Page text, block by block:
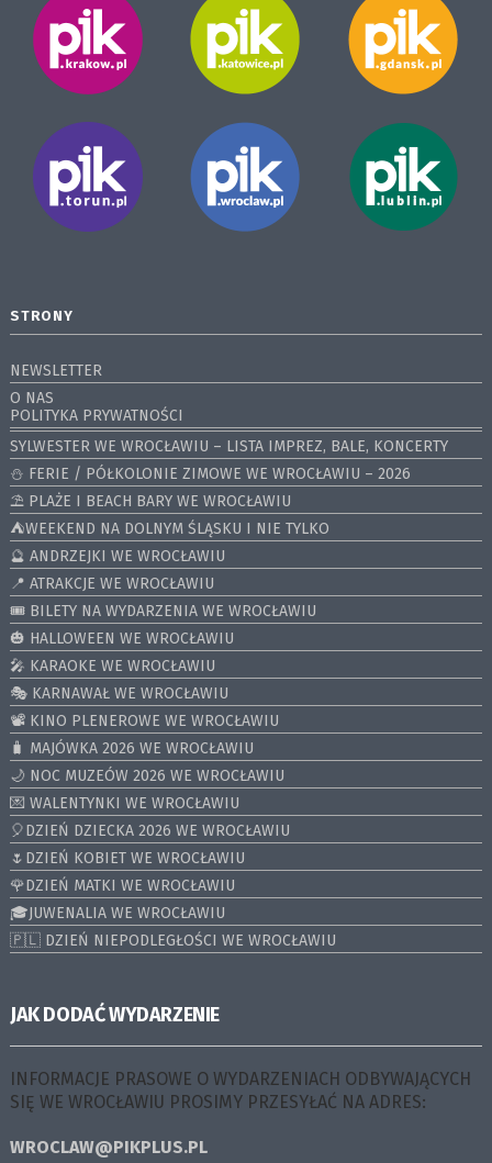
STRONY
NEWSLETTER
O NAS
POLITYKA PRYWATNOŚCI
SYLWESTER WE WROCŁAWIU – LISTA IMPREZ, BALE, KONCERTY
⛄️ FERIE / PÓŁKOLONIE ZIMOWE WE WROCŁAWIU – 2026
⛱️ PLAŻE I BEACH BARY WE WROCŁAWIU
⛺️WEEKEND NA DOLNYM ŚLĄSKU I NIE TYLKO
🔮 ANDRZEJKI WE WROCŁAWIU
📍 ATRAKCJE WE WROCŁAWIU
🎟️ BILETY NA WYDARZENIA WE WROCŁAWIU
🎃 HALLOWEEN WE WROCŁAWIU
🎤 KARAOKE WE WROCŁAWIU
🎭 KARNAWAŁ WE WROCŁAWIU
📽️ KINO PLENEROWE WE WROCŁAWIU
🧳 MAJÓWKA 2026 WE WROCŁAWIU
🌙 NOC MUZEÓW 2026 WE WROCŁAWIU
💌 WALENTYNKI WE WROCŁAWIU
🎈DZIEŃ DZIECKA 2026 WE WROCŁAWIU
🌷DZIEŃ KOBIET WE WROCŁAWIU
🌹DZIEŃ MATKI WE WROCŁAWIU
🎓JUWENALIA WE WROCŁAWIU
🇵🇱 DZIEŃ NIEPODLEGŁOŚCI WE WROCŁAWIU
JAK DODAĆ WYDARZENIE
INFORMACJE PRASOWE O WYDARZENIACH ODBYWAJĄCYCH
SIĘ WE WROCŁAWIU PROSIMY PRZESYŁAĆ NA ADRES:
WROCLAW@PIKPLUS.PL